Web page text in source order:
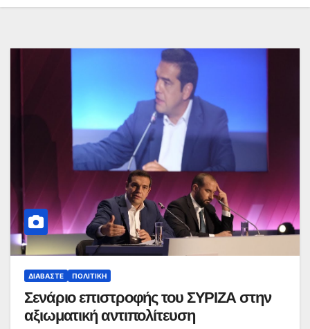
ΔΙΑΒΆΣΤΕ ΠΟΛΙΤΙΚΉ
Σενάριο επιστροφής του ΣΥΡΙΖΑ στην
αξιωματική αντιπολίτευση